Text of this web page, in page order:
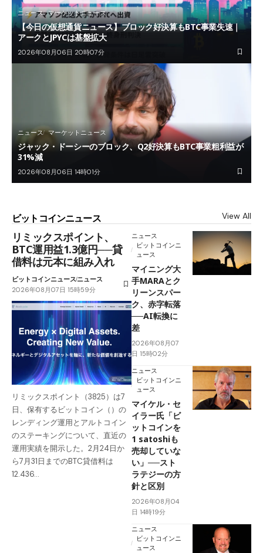
ニュース マーケットニュース
【今日の仮想通貨ニュース】ブロック好決算もBTC事業失速｜
アークとJPYCは基盤拡大
2026年08月06日 20時07分
ニュース マーケットニュース
ジャック・ドーシーのブロック、Q2好決算もBTC事業粗利益が
31%減
2026年08月06日 14時01分
ビットコインニュース View All
リミックスポイント、
BTC運用益1.3億円──貸
借料は元本に組み入れ
ビットコインニュースニュース
2026年08月07日 15時59分
リミックスポイント（3825）は7
日、保有するビットコイン（）の
レンディング運用とアルトコイン
のステーキングについて、直近の
運用実績を開示した。2月24日か
ら7月31日までのBTC貸借料は
12.436…
ニュース
ビットコインニ
ュース
マイニング大
手MARAとク
リーンスパー
ク、赤字転落
──AI転換に
差
2026年08月07
日 15時02分
ニュース
ビットコインニ
ュース
マイケル・セ
イラー氏「ビ
ットコインを
1 satoshiも
売却していな
い」──スト
ラテジーの方
針と区別
2026年08月04
日 14時19分
ニュース
ビットコインニ
ュース